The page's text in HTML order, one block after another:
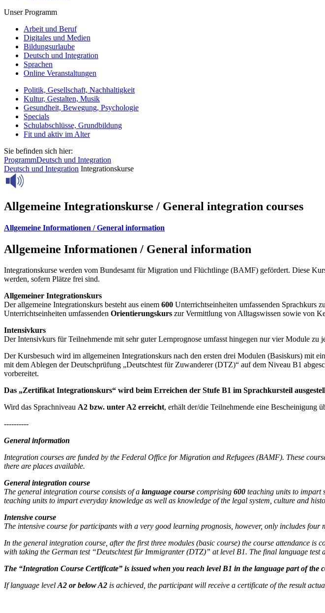
Unser Programm
Arbeit und Beruf
Digitales und Medien
Bildungsurlaube
Deutsch und Integration
Sprachen
Online Veranstaltungen
Politik, Gesellschaft, Nachhaltigkeit
Kultur, Gestalten, Musik
Gesundheit, Bewegung, Psychologie
Specials
Schulabschlüsse, Grundbildung
Fit und aktiv im Alter
Sie befinden sich hier:
ProgrammDeutsch und Integration
Deutsch und Integration Integrationskurse
Allgemeine Integrationskurse / General integration courses
Allgemeine Informationen / General information
Allgemeine Informationen / General information
Integrationskurse werden vom Bundesamt für Migration und Flüchtlinge (BAMF) gefördert. Diese
werden, sofern Plätze frei sind.
Allgemeiner Integrationskurs
Der allgemeine Integrationskurs besteht aus einem 600 Unterrichtseinheiten umfassenden Sprachkurs
Unterrichtseinheiten umfassenden Orientierungskurs zur Vermittlung von Alltagswissen sowie von
Intensivkurs
Der Intensivkurs für Teilnehmende mit sehr guter Lernprognose umfasst hingegen nur vier Module
Der Kursbesuch wird im allgemeinen Integrationskurs nach den ersten drei Modulen (Basiskurs) mit
mit dem Ablegen der Deutschprüfung „Deutschtest für Zuwanderer (DTZ)“ auf dem Niveau B1
vorbereitet.
Das „Zertifikat Integrationskurs“ wird beim Erreichen der Stufe B1 im Sprachkursteil
Wird das Sprachniveau A2 bzw. unter A2 erreicht, erhält der/die Teilnehmende eine Bescheinigung
----------
General information
Integration courses are funded by the Federal Office for Migration and Refugees (BAMF). These
there are places available.
General integration course
The general integration course consists of a language course comprising 600 teaching units to impart
teaching units to impart everyday knowledge as well as knowledge of the legal system, culture and
Intensive course
The intensive course for participants with a very good learning prognosis, however, only includes
In the general integration course, after the first three modules (basic course) the course attendance
with taking the German test “Deutschtest für Immigranter (DTZ)” at level B1. The final language test
The “Integration Course Certificate” is issued when you reach level B1 in the language part of the
If language level A2 or below A2 is achieved, the participant will receive a certificate of the result